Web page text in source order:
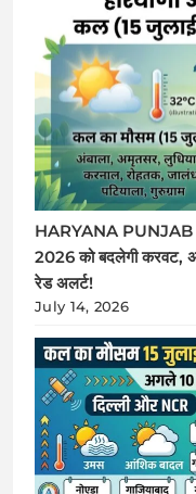
HARYANA PUNJAB
2026 को बदलेगी करवट,
रेड अलर्ट!
July 14, 2026